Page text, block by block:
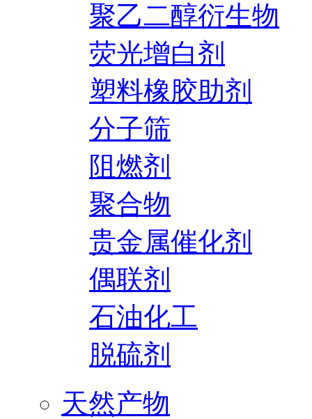
聚乙二醇衍生物
荧光增白剂
塑料橡胶助剂
分子筛
阻燃剂
聚合物
贵金属催化剂
偶联剂
石油化工
脱硫剂
天然产物